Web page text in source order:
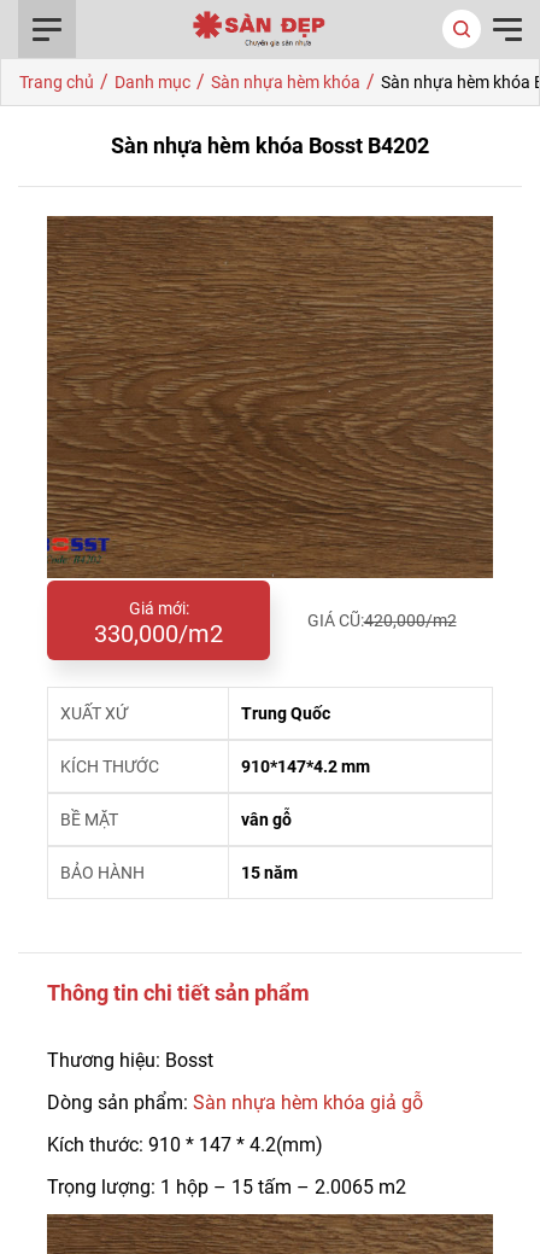
Trang chủ / Danh mục / Sàn nhựa hèm khóa / Sàn nhựa hèm khóa
Sàn nhựa hèm khóa Bosst B4202
Giá mới:
330,000/m2 GIÁ CŨ:420,000/m2
XUẤT XỨ Trung Quốc
KÍCH THƯỚC 910*147*4.2 mm
BỀ MẶT vân gỗ
BẢO HÀNH 15 năm
Thông tin chi tiết sản phẩm
Thương hiệu: Bosst
Dòng sản phẩm: Sàn nhựa hèm khóa giả gỗ
Kích thước: 910 * 147 * 4.2(mm)
Trọng lượng: 1 hộp – 15 tấm – 2.0065 m2